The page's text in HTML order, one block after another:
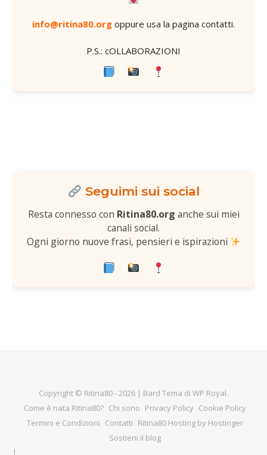
info@ritina80.org oppure usa la pagina contatti.
P.S.: cOLLABORAZIONI
Seguimi sui social
Resta connesso con Ritina80.org anche sui miei
canali social.
Ogni giorno nuove frasi, pensieri e ispirazioni
Copyright © Ritina80 - 2026 | Bard Tema di WP Royal.
Come è nata Ritina80? Chi sono Privacy Policy Cookie Policy
Termini e Condizioni Contatti Ritina80 Hosting by Hostinger
Sostieni il blog